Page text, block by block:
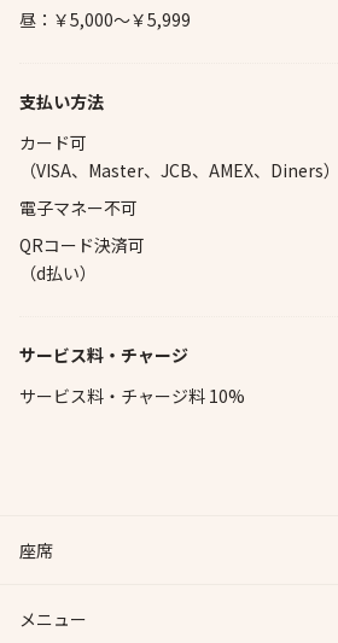
昼：￥5,000～￥5,999
支払い方法
カード可
（VISA、Master、JCB、AMEX、Diners）
電子マネー不可
QRコード決済可
（d払い）
サービス料・チャージ
サービス料・チャージ料 10%
座席
メニュー